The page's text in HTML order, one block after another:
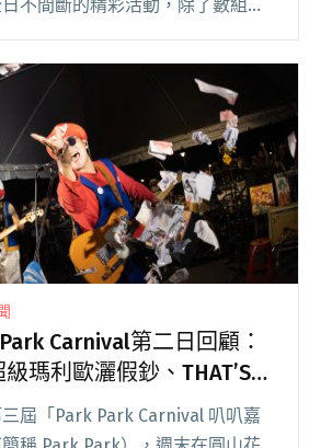
不間斷的精彩活動，除了數組在
入圍者帶來豐富音樂演出外，更
色文創市集，以及策展閱讀全文
FESTIVAL將在樂悠悠之口登場
十八顆芭樂籽等8組在地音樂人齊
Carnival第二日回顧：
瑪利歐灑假鈔、THAT’S
演驚豔四座
屆「Park Park Carnival 叭叭嘉